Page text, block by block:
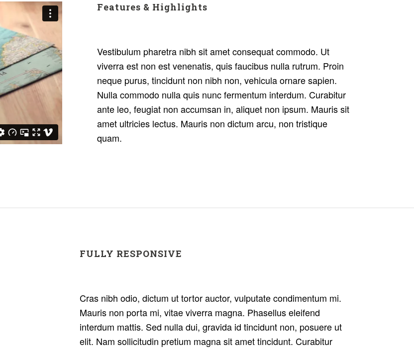
Features & Highlights
Vestibulum pharetra nibh sit amet consequat commodo. Ut
viverra est non est venenatis, quis faucibus nulla rutrum. Proin
neque purus, tincidunt non nibh non, vehicula ornare sapien.
Nulla commodo nulla quis nunc fermentum interdum. Curabitur
ante leo, feugiat non accumsan in, aliquet non ipsum. Mauris sit
amet ultricies lectus. Mauris non dictum arcu, non tristique
quam.
FULLY RESPONSIVE
Cras nibh odio, dictum ut tortor auctor, vulputate condimentum mi.
Mauris non porta mi, vitae viverra magna. Phasellus eleifend
interdum mattis. Sed nulla dui, gravida id tincidunt non, posuere ut
elit. Nam sollicitudin pretium magna sit amet tincidunt. Curabitur